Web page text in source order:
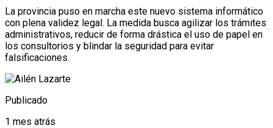
La provincia puso en marcha este nuevo sistema informático
con plena validez legal. La medida busca agilizar los trámites
administrativos, reducir de forma drástica el uso de papel en
los consultorios y blindar la seguridad para evitar
falsificaciones.
Publicado
1 mes atrás